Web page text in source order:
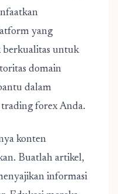
yang
berkualitas untuk
domain
dalam
forex Anda.
konten
Buatlah artikel,
informasi